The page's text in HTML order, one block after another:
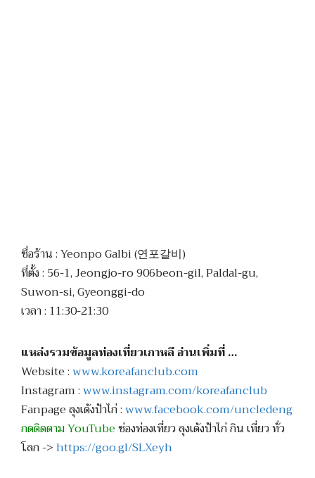
ชื่อร้าน : Yeonpo Galbi (연포갈비)
ที่ตั้ง : 56-1, Jeongjo-ro 906beon-gil, Paldal-gu,
Suwon-si, Gyeonggi-do
เวลา : 11:30-21:30
แหล่งรวมข้อมูลท่องเที่ยวเกาหลี อ่านเพิ่มที่ …
Website :www.koreafanclub.com
Instagram :www.instagram.com/koreafanclub
Fanpage ลุงเด้งป้าไก่ :www.facebook.com/uncledeng
กดติดตาม YouTubeช่องท่องเที่ยว ลุงเด้งป้าไก่ กิน เที่ยว ทั่ว
โลก ->https://goo.gl/SLXeyh